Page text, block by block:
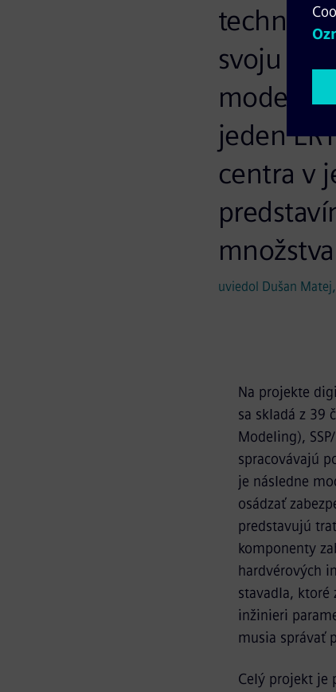
svoju
jeden
centra v
uviedol Dušan
Na projekte
sa skladá z 39
Modeling),
spracovávajú
je následne
osádzať
predstavujú
komponenty
hardvérových
stavadla, ktoré
inžinieri
musia správať
Celý projekt je